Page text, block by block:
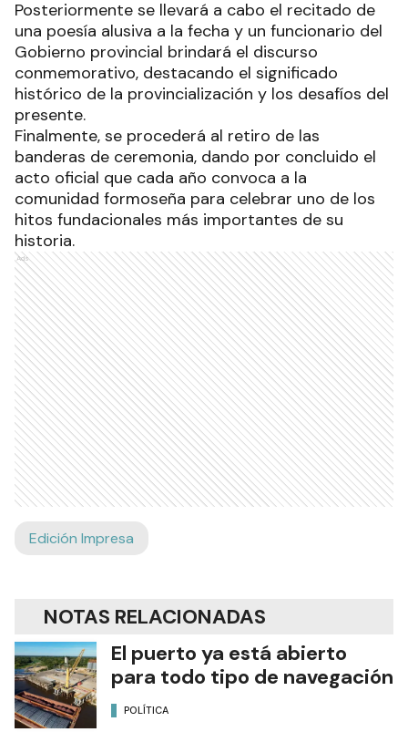
Posteriormente se llevará a cabo el recitado de
una poesía alusiva a la fecha y un funcionario del
Gobierno provincial brindará el discurso
conmemorativo, destacando el significado
histórico de la provincialización y los desafíos del
presente.
Finalmente, se procederá al retiro de las
banderas de ceremonia, dando por concluido el
acto oficial que cada año convoca a la
comunidad formoseña para celebrar uno de los
hitos fundacionales más importantes de su
historia.
Ads
Edición Impresa
NOTAS RELACIONADAS
El puerto ya está abierto
para todo tipo de navegación
POLÍTICA